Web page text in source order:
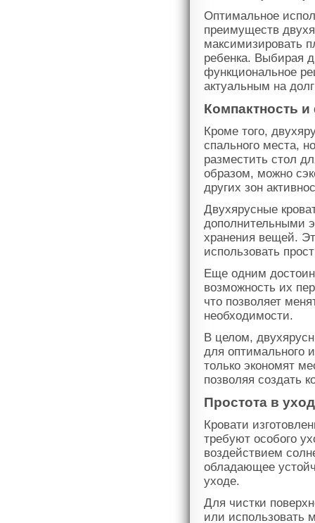
Оптимальное
преимуществ
максимизировать
ребенка. Выбирая
функциональное
актуальным на
Компактность
Кроме того,
спального места,
разместить стол
образом, можно
других зон
Двухярусные
дополнительными
хранения вещей.
использовать
Еще одним
возможность их
что позволяет
необходимости.
В целом,
для оптимального
только экономят
позволяя создать
Простота в
Кровати
требуют особого
воздействием
обладающее
уходе.
Для чистки
или использовать